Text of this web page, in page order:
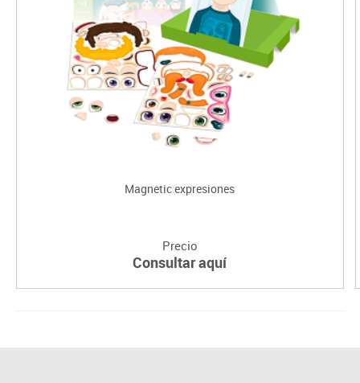
Magnetic expresiones
Precio
Consultar aquí